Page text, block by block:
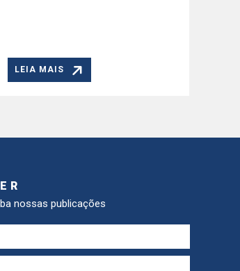
LEIA MAIS
nossas publicações